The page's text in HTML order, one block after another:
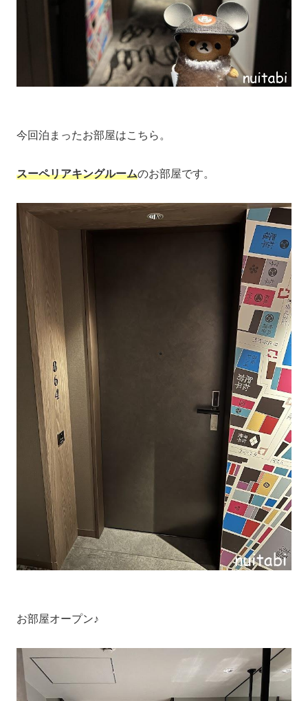
今回泊まったお部屋はこちら。
スーペリアキングルームのお部屋です。
お部屋オープン♪